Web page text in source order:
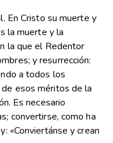
En Cristo su muerte y
la muerte y la
la que el Redentor
y resurrección:
a todos los
esos méritos de la
Es necesario
convertirse, como ha
«Conviertánse y crean